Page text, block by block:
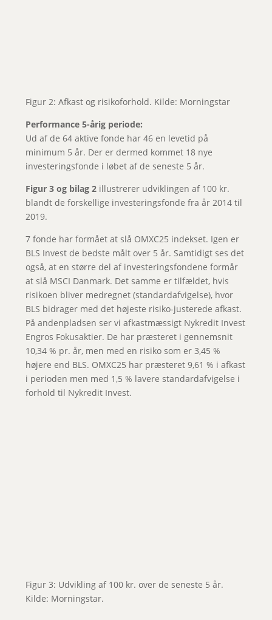
Figur 2: Afkast og risikoforhold. Kilde: Morningstar
Performance 5-årig periode:
Ud af de 64 aktive fonde har 46 en levetid på
minimum 5 år. Der er dermed kommet 18 nye
investeringsfonde i løbet af de seneste 5 år.
Figur 3 og bilag 2 illustrerer udviklingen af 100 kr.
blandt de forskellige investeringsfonde fra år 2014 til
2019.
7 fonde har formået at slå OMXC25 indekset. Igen er
BLS Invest de bedste målt over 5 år. Samtidigt ses det
også, at en større del af investeringsfondene formår
at slå MSCI Danmark. Det samme er tilfældet, hvis
risikoen bliver medregnet (standardafvigelse), hvor
BLS bidrager med det højeste risiko-justerede afkast.
På andenpladsen ser vi afkastmæssigt Nykredit Invest
Engros Fokusaktier. De har præsteret i gennemsnit
10,34 % pr. år, men med en risiko som er 3,45 %
højere end BLS. OMXC25 har præsteret 9,61 % i afkast
i perioden men med 1,5 % lavere standardafvigelse i
forhold til Nykredit Invest.
Figur 3: Udvikling af 100 kr. over de seneste 5 år.
Kilde: Morningstar.